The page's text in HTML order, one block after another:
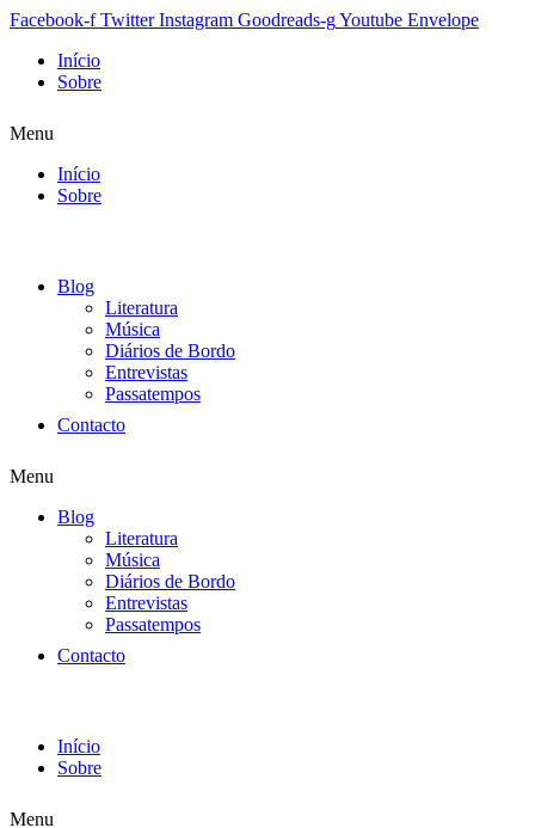
Facebook-f Twitter Instagram Goodreads-gYoutube Envelope
Início
Sobre
Menu
Início
Sobre
Blog
Literatura
Música
Diários de Bordo
Entrevistas
Passatempos
Contacto
Menu
Blog
Literatura
Música
Diários de Bordo
Entrevistas
Passatempos
Contacto
Início
Sobre
Menu